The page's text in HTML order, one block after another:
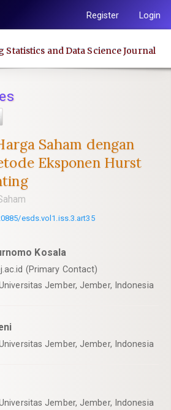
Register Login
Statistics and Data Science Journal
Saham dengan
Eksponen Hurst
esds.vol1.iss.3.art35
Kosala
(Primary Contact)
Jember, Jember, Indonesia
Jember, Jember, Indonesia
Jember, Jember, Indonesia